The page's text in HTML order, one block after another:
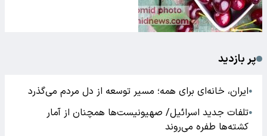
پر بازدید
●ایران، خانه‌ای برای همه؛ مسیر توسعه از دل مردم می‌گذرد
●تلفات جدید اسرائیل/ صهیونیست‌ها همچنان از آمار
کشته‌ها طفره می‌روند